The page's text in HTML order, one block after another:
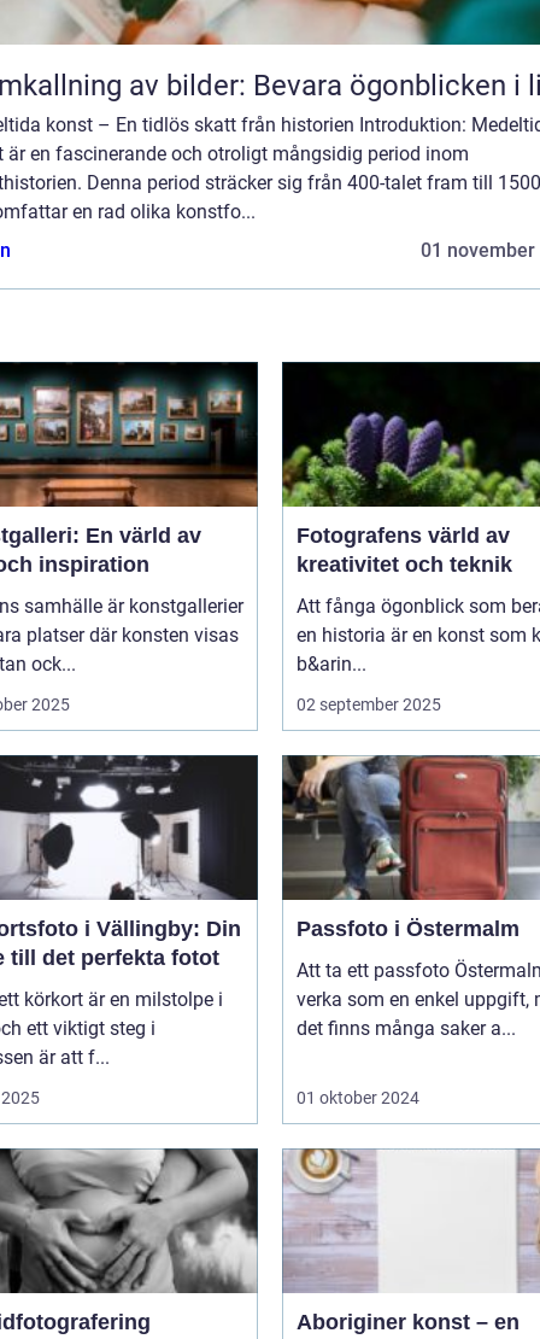
av bilder: Bevara ögonblicken i
konst – En tidlös skatt från historien Introduktion:
är en fascinerande och otroligt mångsidig period inom
Denna period sträcker sig från 400-talet fram till
en rad olika konstfo...
01 november
En värld av
inspiration
samhälle är konstgallerier
platser där konsten visas
ock...
2025
Fotografens värld av
kreativitet och teknik
Att fånga ögonblick som
en historia är en konst som
b&arin...
02 september 2025
i Vällingby: Din
till det perfekta fotot
körkort är en milstolpe i
ett viktigt steg i
är att f...
Passfoto i Östermalm
Att ta ett passfoto
verka som en enkel uppgift,
det finns många saker a...
01 oktober 2024
Aboriginer konst – en